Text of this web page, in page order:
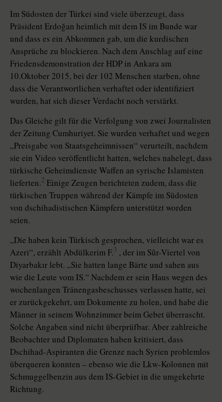
Im Südosten der Türkei sind viele überzeugt, dass
Präsident Erdoğan heimlich mit dem IS im Bunde war
und dass es ein Abkommen gab, um die kurdischen
Ansprüche zu blockieren. Nach dem Anschlag auf eine
Friedensdemonstration der HDP in Ankara am
10.Oktober 2015, bei der 102 Menschen starben, ohne
dass die Verantwortlichen verhaftet oder identifiziert
wurden, hat sich dieser Verdacht noch verstärkt.
Das Gleiche gilt für die Verfolgung von zwei Journalisten
der Zeitung Cumhuriyet. Sie wurden verhaftet und wegen
„Preisgabe von Staatsgeheimnissen“ verurteilt, nachdem
sie ein Video veröffentlicht hatten, welches nahelegt, dass
türkische Geheimdienste Waffen an syrische Islamisten
lieferten.2 Einige Zeugen berichteten zudem, dass die
türkischen Truppen während der Kämpfe im Südosten
von dschihadistischen Kämpfern unterstützt worden
seien.
„Die haben kein Türkisch gesprochen, vielleicht war es
Azeri“, erzählt Abdülkerim F.3 , der im Sûr-Viertel von
Diyarbakır lebt. „Sie hatten lange Bärte und sahen aus
wie die Leute vom IS.“ Nachdem er sein Haus wegen des
wochenlangen Tränengasbeschusses verlassen hatte, sei
er zurückgekehrt, um Dokumente zu holen, und habe die
Männer in seinem Wohnzimmer beim Gebet überrascht.
Solche Angaben sind nicht überprüfbar. Aber zahlreiche
Beobachter und Diplomaten haben kritisiert, dass
Dschihad-Aspiranten die Grenze nach Syrien problemlos
überqueren konnten – ebenso wie die Lkw-Kolonnen mit
Schmuggelbenzin aus dem IS-Gebiet in die umgekehrte
Richtung.